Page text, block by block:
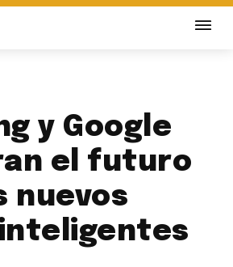
y Google
el futuro
nuevos